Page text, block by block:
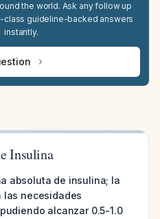
the world. Ask any follow up
class guideline-backed answers
instantly.
Insulina
absoluta de insulina; la
las necesidades
alcanzar 0.5-1.0